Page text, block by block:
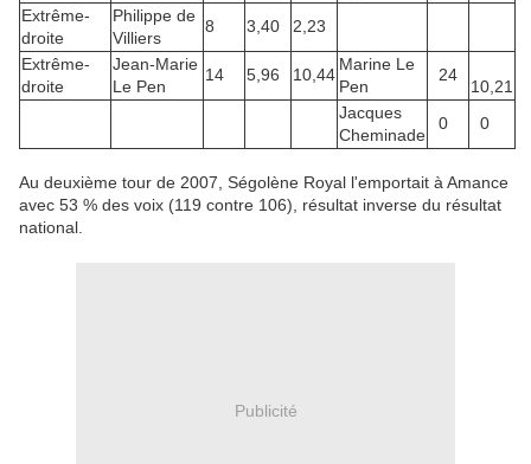
Extrême-
droite
Philippe de
Villiers
8 3,40
2,23
Extrême-
droite
Jean-Marie
Le Pen
14 5,96 10,44
Marine Le
Pen
24
10,21
Jacques
Cheminade
0 0
Au deuxième tour de 2007, Ségolène Royal l'emportait à Amance
avec 53 % des voix (119 contre 106), résultat inverse du résultat
national.
Publicité